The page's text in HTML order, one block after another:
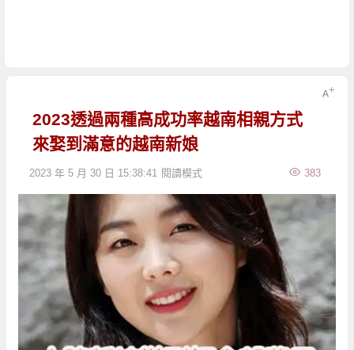
2023透過兩種高成功率越南相親方式
來娶到滿意的越南新娘
2023 年 5 月 30 日 15:38:41 383
閱讀模式